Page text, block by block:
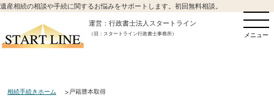
遺産相続の相談や手続に関するお悩みをサポートします。初回無料相談。
運営：行政書士法人スタートライン
（旧：スタートライン行政書士事務所） メニュー
相続手続きホーム 戸籍謄本取得